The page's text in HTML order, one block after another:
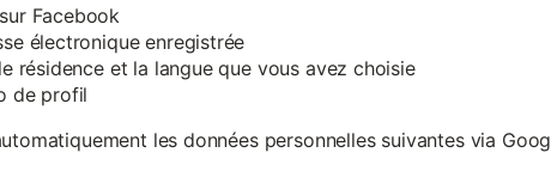
Facebook
électronique enregistrée
résidence et la langue que vous avez choisie
de profil
les données personnelles suivantes via